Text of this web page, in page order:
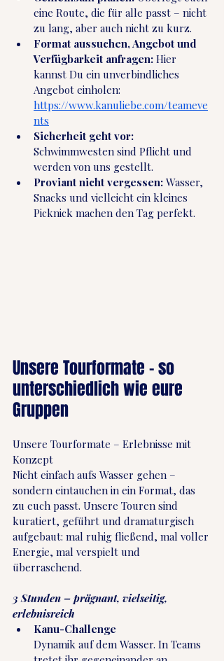
eine Route, die für alle passt – nicht
zu lang, aber auch nicht zu kurz.
Format aussuchen, Angebot und
Verfügbarkeit anfragen: Hier
kannst Du ein unverbindliches
Angebot einholen:
https://www.kanuliebe.com/teameve
nts
Sicherheit geht vor:
Schwimmwesten sind Pflicht und
werden von uns gestellt.
Proviant nicht vergessen: Wasser,
Snacks und vielleicht ein kleines
Picknick machen den Tag perfekt.
Unsere Tourformate – so
unterschiedlich wie eure
Gruppen
Unsere Tourformate – Erlebnisse mit
Konzept
Nicht einfach aufs Wasser gehen –
sondern eintauchen in ein Format, das
zu euch passt. Unsere Touren sind
kuratiert, geführt und dramaturgisch
aufgebaut: mal ruhig fließend, mal voller
Energie, mal verspielt und
überraschend.
3 Stunden – prägnant, vielseitig,
erlebnisreich
Kanu-Challenge
Dynamik auf dem Wasser. In Teams